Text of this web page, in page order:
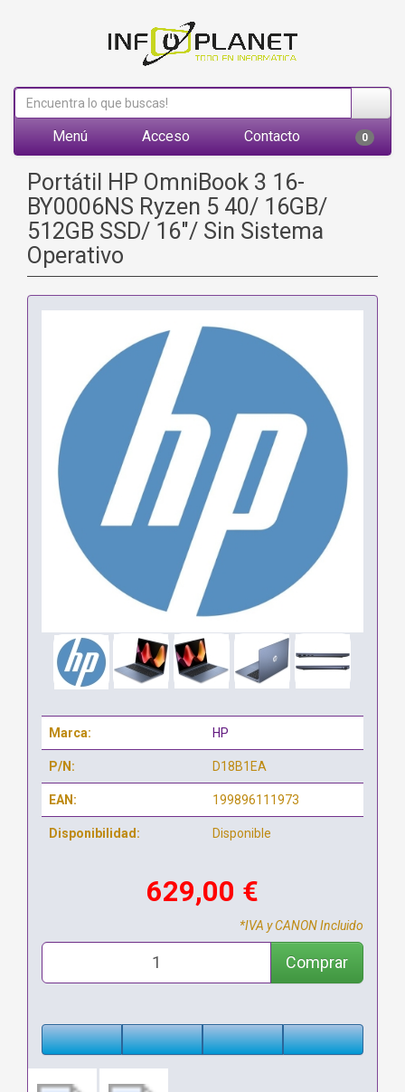
Menú Acceso Contacto 0
Portátil HP OmniBook 3 16-
BY0006NS Ryzen 5 40/ 16GB/
512GB SSD/ 16"/ Sin Sistema
Operativo
Marca: HP
P/N: D18B1EA
EAN: 199896111973
Disponibilidad: Disponible
629,00 €
*IVA y CANON Incluido
Comprar